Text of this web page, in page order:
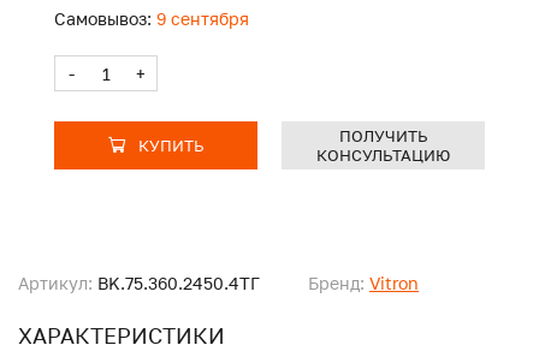
Артикул: BK.75.360.2450.4ТГ Бренд: Vitron
ХАРАКТЕРИСТИКИ
Самовывоз: 9 сентября
- +
КУПИТЬ
ПОЛУЧИТЬ
КОНСУЛЬТАЦИЮ